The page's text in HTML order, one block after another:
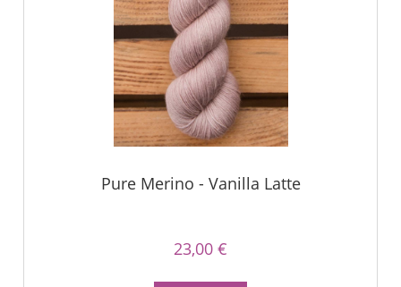
Pure Merino - Vanilla Latte
23,00 €